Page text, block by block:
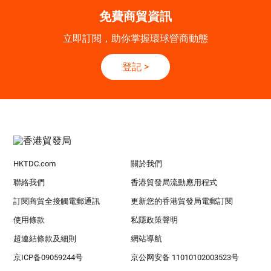
免費商貿資訊
立即訂閱，助你掌握環球營商動態
登記 >
HKTDC.com 關於我們
聯絡我們 香港貿發局流動應用程式
訂閱商貿全接觸電郵通訊 更新您的香港貿發局電郵訂閱
使用條款 私隱政策聲明
超連結條款及細則 網站導航
京ICP备09059244号 京公网安备 11010102003523号